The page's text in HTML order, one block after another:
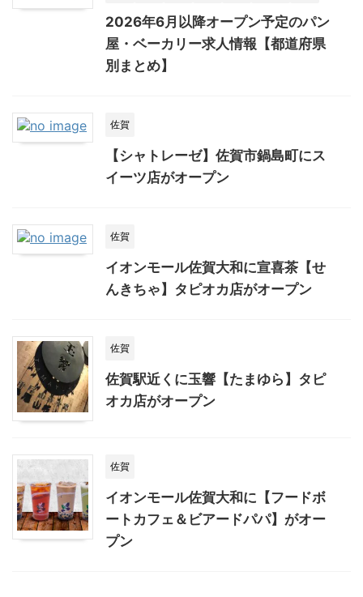
2026年6月以降オープン予定のパン
屋・ベーカリー求人情報【都道府県
別まとめ】
佐賀
【シャトレーゼ】佐賀市鍋島町にス
イーツ店がオープン
佐賀
イオンモール佐賀大和に宣喜茶【せ
んきちゃ】タピオカ店がオープン
佐賀
佐賀駅近くに玉響【たまゆら】タピ
オカ店がオープン
佐賀
イオンモール佐賀大和に【フードボ
ートカフェ＆ビアードパパ】がオー
プン